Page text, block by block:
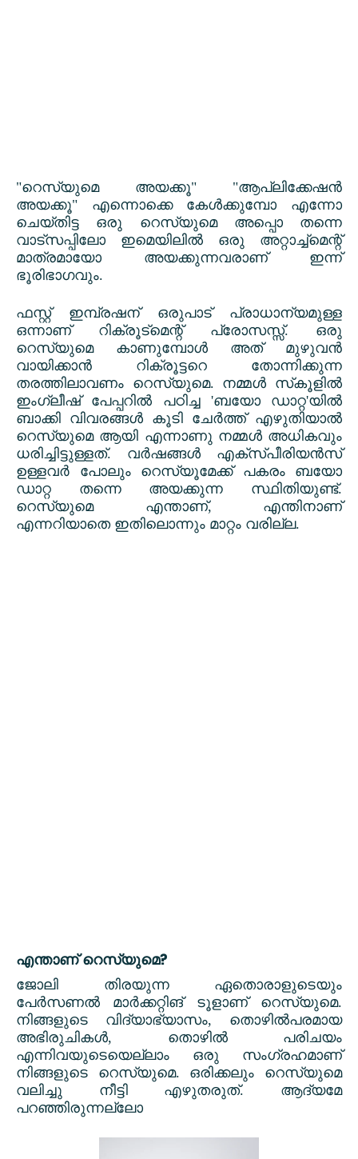
"റെസ്യുമെ അയക്കൂ" "ആപ്ലിക്കേഷൻ
അയക്കൂ" എന്നൊക്കെ കേൾക്കുമ്പോ എന്നോ
ചെയ്തിട്ട ഒരു റെസ്യുമെ അപ്പൊ തന്നെ
വാട്സപ്പിലോ ഇമെയിലിൽ ഒരു അറ്റാച്ച്മെന്റ്
മാത്രമായോ അയക്കുന്നവരാണ് ഇന്ന്
ഭൂരിഭാഗവും.
ഫസ്റ്റ് ഇമ്പ്രഷന് ഒരുപാട് പ്രാധാന്യമുള്ള
ഒന്നാണ് റിക്രൂട്മെന്റ് പ്രോസസ്സ്. ഒരു
റെസ്യുമെ കാണുമ്പോൾ അത് മുഴുവൻ
വായിക്കാൻ റിക്രൂട്ടറെ തോന്നിക്കുന്ന
തരത്തിലാവണം റെസ്യുമെ. നമ്മൾ സ്‌കൂളിൽ
ഇംഗ്ലീഷ് പേപ്പറിൽ പഠിച്ച 'ബയോ ഡാറ്റ'യിൽ
ബാക്കി വിവരങ്ങൾ കൂടി ചേർത്ത് എഴുതിയാൽ
റെസ്യുമെ ആയി എന്നാണു നമ്മൾ അധികവും
ധരിച്ചിട്ടുള്ളത്. വർഷങ്ങൾ എക്സ്പീരിയൻസ്
ഉള്ളവർ പോലും റെസ്യൂമേക്ക് പകരം ബയോ
ഡാറ്റ തന്നെ അയക്കുന്ന സ്ഥിതിയുണ്ട്.
റെസ്യുമെ എന്താണ്, എന്തിനാണ്
എന്നറിയാതെ ഇതിലൊന്നും മാറ്റം വരില്ല.
എന്താണ് റെസ്യുമെ?
ജോലി തിരയുന്ന ഏതൊരാളുടെയും
പേർസണൽ മാർക്കറ്റിങ് ടൂളാണ് റെസ്യുമെ.
നിങ്ങളുടെ വിദ്യാഭ്യാസം, തൊഴിൽപരമായ
അഭിരുചികൾ, തൊഴിൽ പരിചയം
എന്നിവയുടെയെല്ലാം ഒരു സംഗ്രഹമാണ്
നിങ്ങളുടെ റെസ്യുമെ. ഒരിക്കലും റെസ്യുമെ
വലിച്ചു നീട്ടി എഴുതരുത്. ആദ്യമേ
പറഞ്ഞിരുന്നല്ലോ